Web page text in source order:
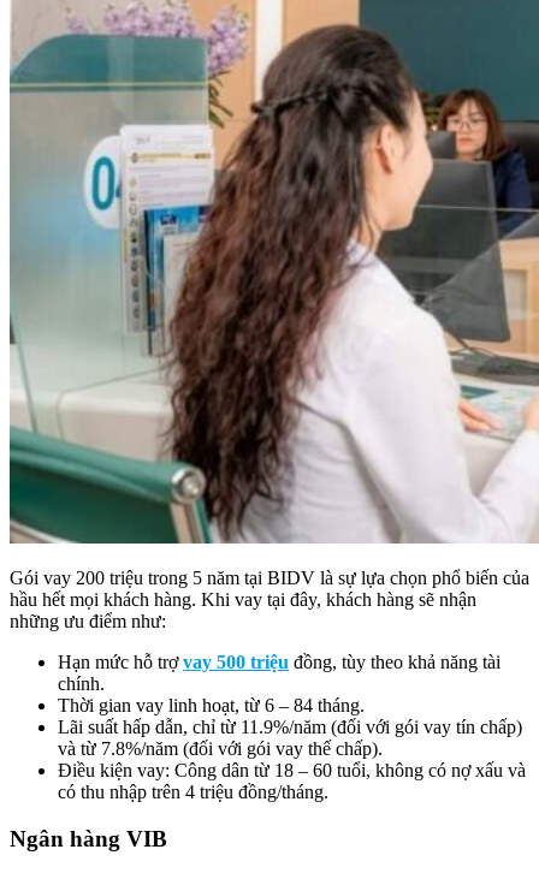
Gói vay 200 triệu trong 5 năm tại BIDV là sự lựa chọn phổ biến của
hầu hết mọi khách hàng. Khi vay tại đây, khách hàng sẽ nhận
những ưu điểm như:
Hạn mức hỗ trợvay 500 triệu đồng, tùy theo khả năng tài
chính.
Thời gian vay linh hoạt, từ 6 – 84 tháng.
Lãi suất hấp dẫn, chỉ từ 11.9%/năm (đối với gói vay tín chấp)
và từ 7.8%/năm (đối với gói vay thế chấp).
Điều kiện vay: Công dân từ 18 – 60 tuổi, không có nợ xấu và
có thu nhập trên 4 triệu đồng/tháng.
Ngân hàng VIB